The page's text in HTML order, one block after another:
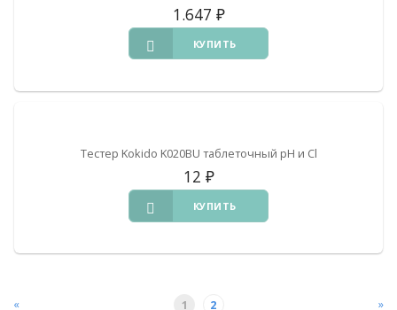
1.647 ₽
КУПИТЬ
Тестер Kokido K020BU таблеточный pH и Cl
12 ₽
КУПИТЬ
« 1 2 »